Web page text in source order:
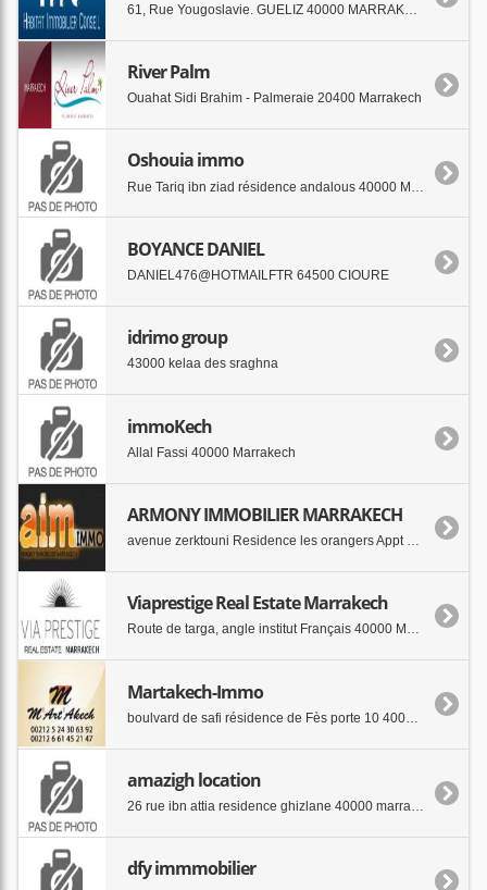
61, Rue Yougoslavie. GUELIZ 40000 MARRAKECH
River Palm
Ouahat Sidi Brahim - Palmeraie 20400 Marrakech
Oshouia immo
BOYANCE DANIEL
DANIEL476@HOTMAILFTR 64500 CIOURE
idrimo group
43000 kelaa des sraghna
immoKech
Allal Fassi 40000 Marrakech
ARMONY IMMOBILIER MARRAKECH
avenue zerktouni Residence les orangers Appt N°2 . 40000 Marrakech
Viaprestige Real Estate Marrakech
Route de targa, angle institut Français 40000 Marrakech
Martakech-Immo
boulvard de safi résidence de Fès porte 10 40000 marrakech
amazigh location
26 rue ibn attia residence ghizlane 40000 marrakech
dfy immmobilier